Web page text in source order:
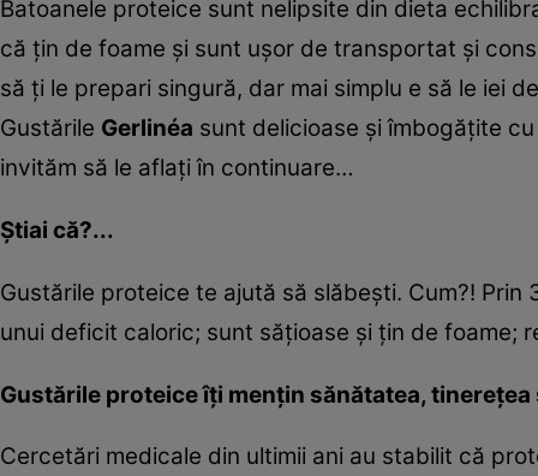
Batoanele proteice sunt nelipsite din dieta
că ţin de foame şi sunt uşor de transportat şi
să ţi le prepari singură, dar mai simplu e să le iei
Gustările Gerlinéa sunt delicioase şi îmbogăţite
invităm să le aflaţi în continuare…
Ştiai că?...
Gustările proteice te ajută să slăbeşti. Cum?!
unui deficit caloric; sunt săţioase şi ţin de foame;
Gustările proteice îţi menţin sănătatea, tinereţea
Cercetări medicale din ultimii ani au stabilit că